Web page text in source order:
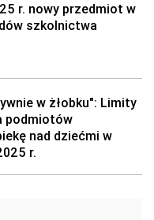
r. nowy przedmiot w
szkolnictwa
w żłobku": Limity
podmiotów
nad dziećmi w
r.